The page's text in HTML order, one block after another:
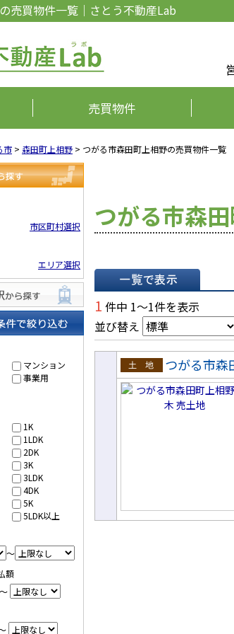
売買物件一覧｜さとう不動産Lab
売買物件
市 > 森田町上相野 > つがる市森田町上相野の売買物件一覧
市区町村選択
エリア選択
探す
絞り込む
マンション
事業用
1K
1LDK
2DK
3K
3LDK
4DK
5K
5LDK以上
～
額
～
つがる市森
一覧で表示
1 件中 1～1件を表示
並び替え
売土地
つがる市森